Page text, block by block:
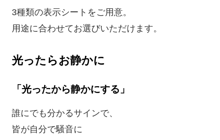
3種類の表示シートをご用意。
用途に合わせてお選びいただけます。
光ったらお静かに
「光ったから静かにする」
誰にでも分かるサインで、
皆が自分で騒音に